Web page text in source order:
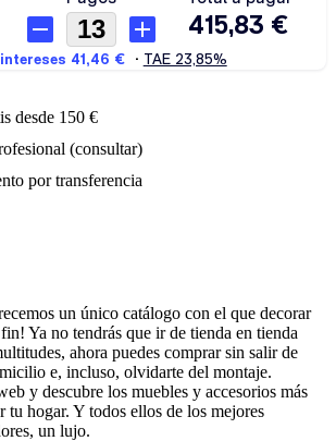
desde 150 €
(consultar)
por transferencia
un único catálogo con el que decorar
Ya no tendrás que ir de tienda en tienda
ahora puedes comprar sin salir de
e, incluso, olvidarte del montaje.
y descubre los muebles y accesorios más
tu hogar. Y todos ellos de los mejores
un lujo.